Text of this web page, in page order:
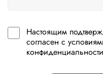
Настоящим
согласен с